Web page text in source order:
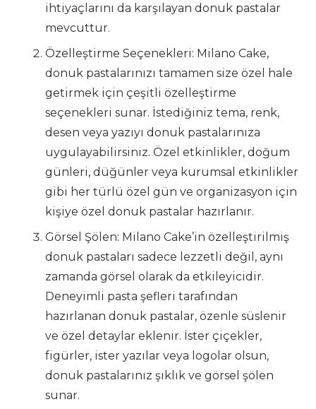
ihtiyaçlarını da karşılayan donuk pastalar
mevcuttur.
Özelleştirme Seçenekleri: Milano Cake,
donuk pastalarınızı tamamen size özel hale
getirmek için çeşitli özelleştirme
seçenekleri sunar. İstediğiniz tema, renk,
desen veya yazıyı donuk pastalarınıza
uygulayabilirsiniz. Özel etkinlikler, doğum
günleri, düğünler veya kurumsal etkinlikler
gibi her türlü özel gün ve organizasyon için
kişiye özel donuk pastalar hazırlanır.
Görsel Şölen: Milano Cake’in özelleştirilmiş
donuk pastaları sadece lezzetli değil, aynı
zamanda görsel olarak da etkileyicidir.
Deneyimli pasta şefleri tarafından
hazırlanan donuk pastalar, özenle süslenir
ve özel detaylar eklenir. İster çiçekler,
figürler, ister yazılar veya logolar olsun,
donuk pastalarınız şıklık ve görsel şölen
sunar.